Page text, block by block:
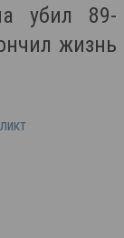
убил 89-
жизнь